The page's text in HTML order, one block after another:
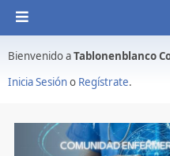
Bienvenido aTablonenblanco
Inicia Sesióno Regístrate.